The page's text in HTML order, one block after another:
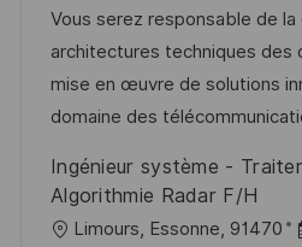
i
s
a
t
o
r
e
n
c
d
u
g
o
r
i
Vous serez responsable de
architectures techniques des
mise en œuvre de solutions
domaine des
Ingénieur système -
Algorithmie Radar F/H
Limours, Essonne, 91470